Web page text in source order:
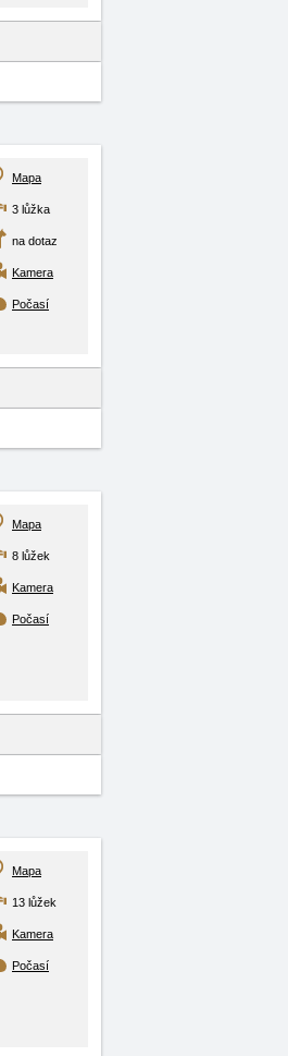
Mapa
3 lůžka
na dotaz
Kamera
Počasí
Mapa
8 lůžek
Kamera
Počasí
Mapa
13 lůžek
Kamera
Počasí